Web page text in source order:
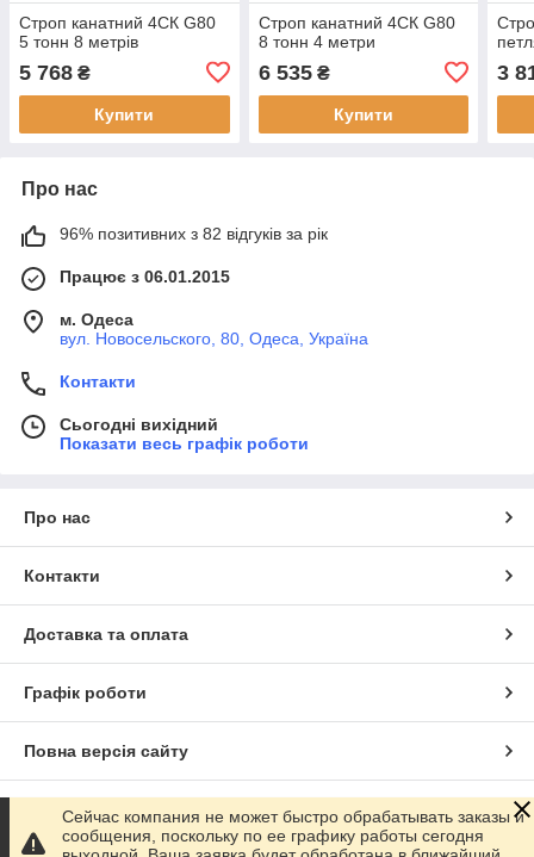
Строп канатний 4СК G80
5 тонн 8 метрів
5 768 ₴
Купити
Строп канатний 4СК G80
8 тонн 4 метри
6 535₴
Купити
3
Про нас
96% позитивних з 82 відгуків за рік
Працює з 06.01.2015
м. Одеса
вул. Новосельского, 80, Одеса, Україна
Контакти
Сьогодні вихідний
Показати весь графік роботи
Про нас
Контакти
Доставка та оплата
Графік роботи
Повна версія сайту
Сайт створено на маркетплейсі Prom.ua
Сейчас компания не может быстро обрабатывать заказы и
сообщения, поскольку по ее графику работы сегодня